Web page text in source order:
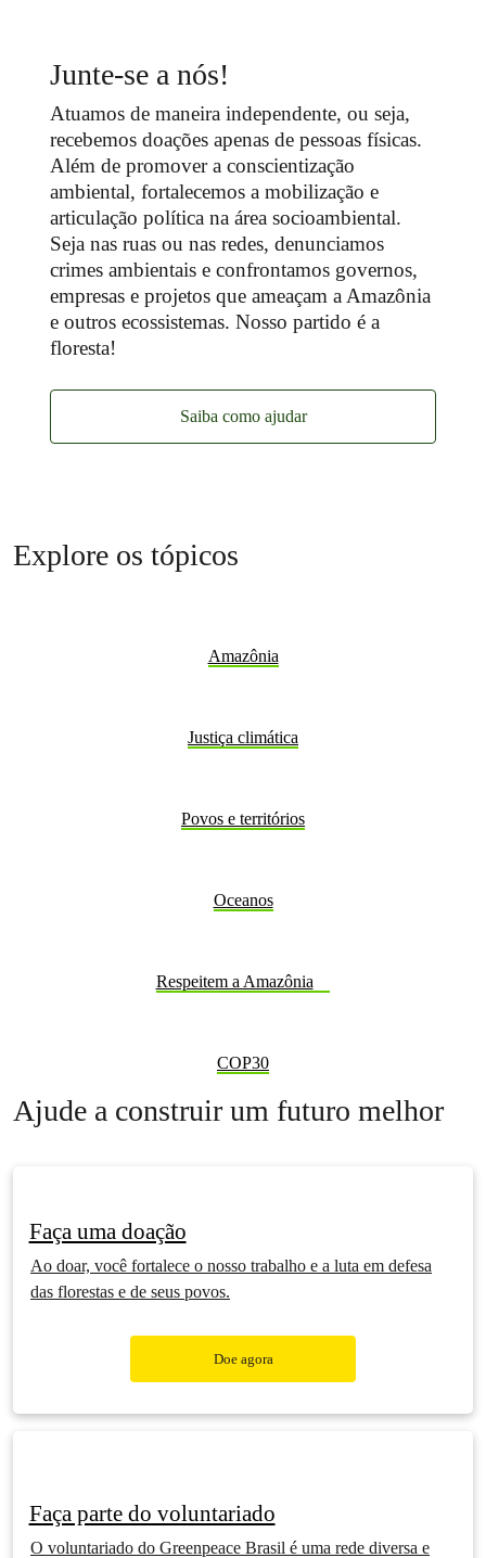
Junte-se a nós!
Atuamos de maneira independente, ou seja,
recebemos doações apenas de pessoas físicas.
Além de promover a conscientização
ambiental, fortalecemos a mobilização e
articulação política na área socioambiental.
Seja nas ruas ou nas redes, denunciamos
crimes ambientais e confrontamos governos,
empresas e projetos que ameaçam a Amazônia
e outros ecossistemas. Nosso partido é a
floresta!
Saiba como ajudar
Explore os tópicos
Amazônia
Justiça climática
Povos e territórios
Oceanos
Respeitem a Amazônia
COP30
Ajude a construir um futuro melhor
Faça uma doação
Ao doar, você fortalece o nosso trabalho e a luta em defesa
das florestas e de seus povos.
Doe agora
Faça parte do voluntariado
O voluntariado do Greenpeace Brasil é uma rede diversa e